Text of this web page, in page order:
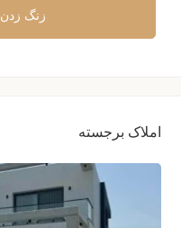
زنگ زدن
املاک برجسته